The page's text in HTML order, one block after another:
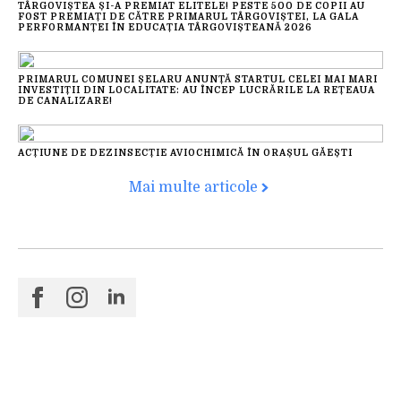
TÂRGOVIȘTEA ȘI-A PREMIAT ELITELE! PESTE 500 DE COPII AU
FOST PREMIAȚI DE CĂTRE PRIMARUL TÂRGOVIȘTEI, LA GALA
PERFORMANȚEI ÎN EDUCAȚIA TÂRGOVIȘTEANĂ 2026
PRIMARUL COMUNEI ȘELARU ANUNȚĂ STARTUL CELEI MAI MARI
INVESTIȚII DIN LOCALITATE: AU ÎNCEP LUCRĂRILE LA REȚEAUA
DE CANALIZARE!
ACȚIUNE DE DEZINSECȚIE AVIOCHIMICĂ ÎN ORAȘUL GĂEȘTI
Mai multe articole